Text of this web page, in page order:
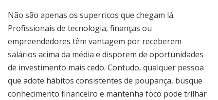
Não são apenas os superricos que chegam lá.
Profissionais de tecnologia, finanças ou
empreendedores têm vantagem por receberem
salários acima da média e disporem de oportunidades
de investimento mais cedo. Contudo, qualquer pessoa
que adote hábitos consistentes de poupança, busque
conhecimento financeiro e mantenha foco pode trilhar